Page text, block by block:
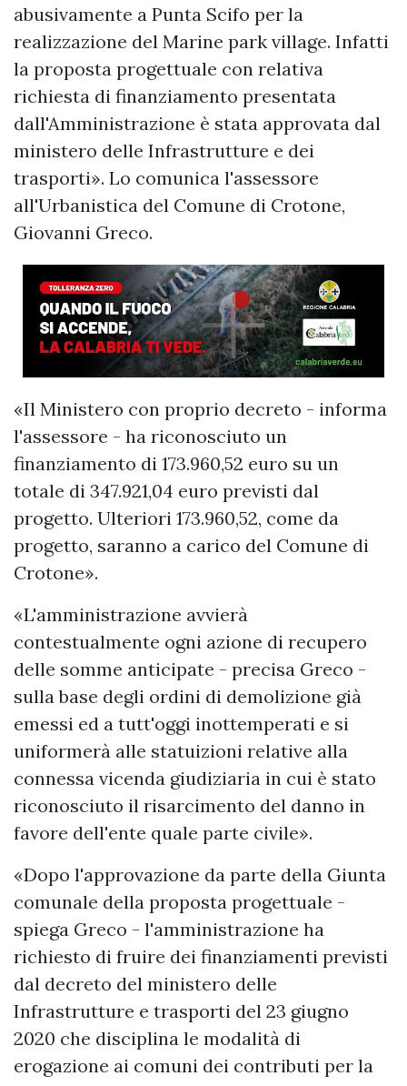
abusivamente a Punta Scifo per la
realizzazione del Marine park village. Infatti
la proposta progettuale con relativa
richiesta di finanziamento presentata
dall'Amministrazione è stata approvata dal
ministero delle Infrastrutture e dei
trasporti». Lo comunica l'assessore
all'Urbanistica del Comune di Crotone,
Giovanni Greco.
«Il Ministero con proprio decreto - informa
l'assessore - ha riconosciuto un
finanziamento di 173.960,52 euro su un
totale di 347.921,04 euro previsti dal
progetto. Ulteriori 173.960,52, come da
progetto, saranno a carico del Comune di
Crotone».
«L'amministrazione avvierà
contestualmente ogni azione di recupero
delle somme anticipate - precisa Greco -
sulla base degli ordini di demolizione già
emessi ed a tutt'oggi inottemperati e si
uniformerà alle statuizioni relative alla
connessa vicenda giudiziaria in cui è stato
riconosciuto il risarcimento del danno in
favore dell'ente quale parte civile».
«Dopo l'approvazione da parte della Giunta
comunale della proposta progettuale -
spiega Greco - l'amministrazione ha
richiesto di fruire dei finanziamenti previsti
dal decreto del ministero delle
Infrastrutture e trasporti del 23 giugno
2020 che disciplina le modalità di
erogazione ai comuni dei contributi per la